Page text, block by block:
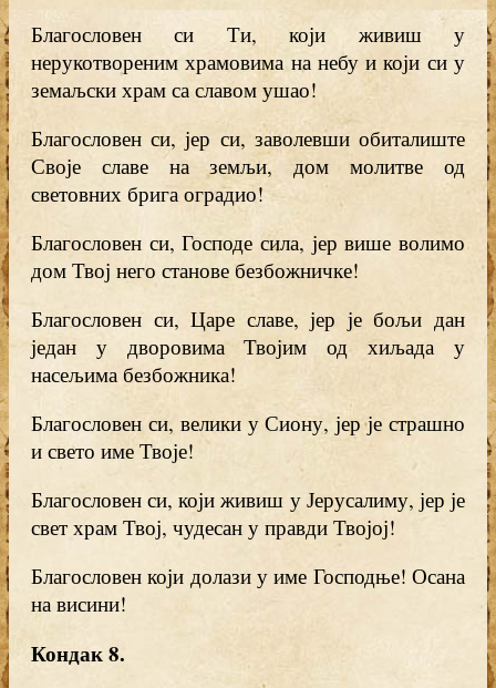
Благословен си Ти, који живиш у
нерукотвореним храмовима на небу и који си у
земаљски храм са славом ушао!
Благословен си, јер си, заволевши обиталиште
Своје славе на земљи, дом молитве од
световних брига оградио!
Благословен си, Господе сила, јер више волимо
дом Твој него станове безбожничке!
Благословен си, Царе славе, јер је бољи дан
један у дворовима Твојим од хиљада у
насељима безбожника!
Благословен си, велики у Сиону, јер је страшно
и свето име Твоје!
Благословен си, који живиш у Јерусалиму, јер је
свет храм Твој, чудесан у правди Твојој!
Благословен који долази у име Господње! Осана
на висини!
Кондак 8.